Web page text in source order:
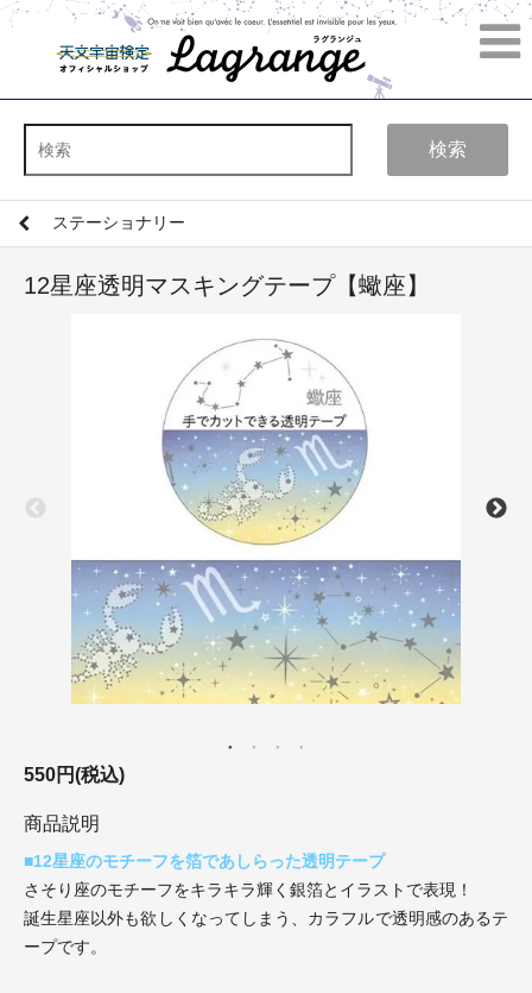
検索
ステーショナリー
12星座透明マスキングテープ【蠍座】
550円(税込)
商品説明
■12星座のモチーフを箔であしらった透明テープ
さそり座のモチーフをキラキラ輝く銀箔とイラストで表現！
誕生星座以外も欲しくなってしまう、カラフルで透明感のあるテ
ープです。